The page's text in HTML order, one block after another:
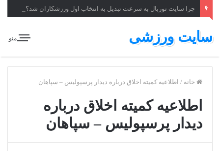
چرا سایت توربال به ‌سرعت تبدیل به انتخاب اول ورزشکاران شد؟
منو سایت ورزشی
خانه / اطلاعیه کمیته اخلاق درباره دیدار پرسپولیس – سپاهان
اطلاعیه کمیته اخلاق درباره
دیدار پرسپولیس – سپاهان